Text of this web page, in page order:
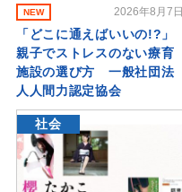
NEW 2026年8月7日
「どこに通えばいいの!?」
親子でストレスのない療育
施設の選び方 一般社団法
人人間力認定協会
社会